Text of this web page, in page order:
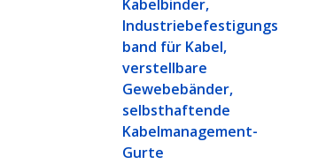
Kabelbinder,
Industriebefestigungs
band für Kabel,
verstellbare
Gewebebänder,
selbsthaftende
Kabelmanagement-
Gurte